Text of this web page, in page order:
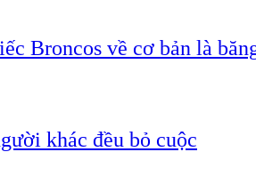
Broncos về cơ bản là
khác đều bỏ cuộc